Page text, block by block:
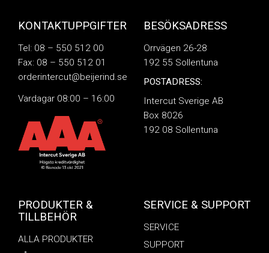
KONTAKTUPPGIFTER
Tel: 08 – 550 512 00
Fax: 08 – 550 512 01
orderintercut@beijerind.se
Vardagar 08:00 – 16:00
BESÖKSADRESS
Orrvägen 26-28
192 55 Sollentuna
POSTADRESS:
Intercut Sverige AB
Box 8026
192 08 Sollentuna
PRODUKTER &
TILLBEHÖR
ALLA PRODUKTER
SERVICE & SUPPORT
SERVICE
SUPPORT